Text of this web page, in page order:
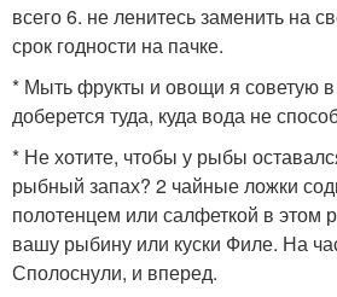
всего 6. не ленитесь заменить на
срок годности на пачке.
* Мыть фрукты и овощи я советую
доберется туда, куда вода не
* Не хотите, чтобы у рыбы
рыбный запах? 2 чайные ложки
полотенцем или салфеткой в этом
вашу рыбину или куски Филе. На
Сполоснули, и вперед.